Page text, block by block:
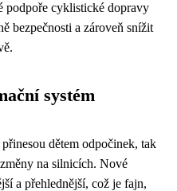
podpoře cyklistické dopravy
bezpečnosti a zároveň snížit
systém
přinesou dětem odpočinek, tak
na silnicích. Nové
a přehlednější, což je fajn,